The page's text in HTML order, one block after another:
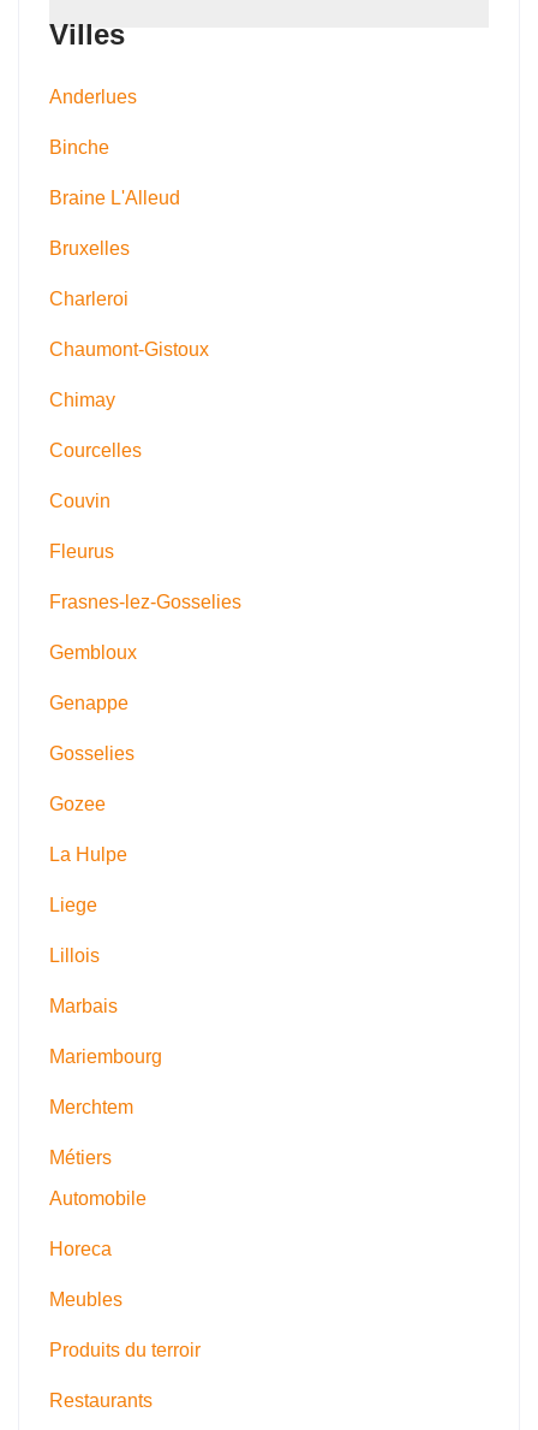
Villes
Anderlues
Binche
Braine L'Alleud
Bruxelles
Charleroi
Chaumont-Gistoux
Chimay
Courcelles
Couvin
Fleurus
Frasnes-lez-Gosselies
Gembloux
Genappe
Gosselies
Gozee
La Hulpe
Liege
Lillois
Marbais
Mariembourg
Merchtem
Métiers
Automobile
Horeca
Meubles
Produits du terroir
Restaurants